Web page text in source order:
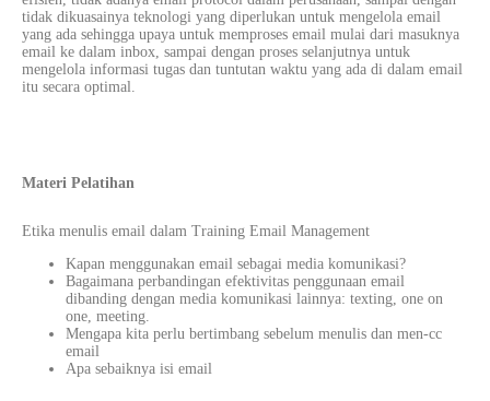
tidak dikuasainya teknologi yang diperlukan untuk mengelola email
yang ada sehingga upaya untuk memproses email mulai dari masuknya
email ke dalam inbox, sampai dengan proses selanjutnya untuk
mengelola informasi tugas dan tuntutan waktu yang ada di dalam email
itu secara optimal.
Materi Pelatihan
Etika menulis email dalam Training Email Management
Kapan menggunakan email sebagai media komunikasi?
Bagaimana perbandingan efektivitas penggunaan email
dibanding dengan media komunikasi lainnya: texting, one on
one, meeting.
Mengapa kita perlu bertimbang sebelum menulis dan men-cc
email
Apa sebaiknya isi email